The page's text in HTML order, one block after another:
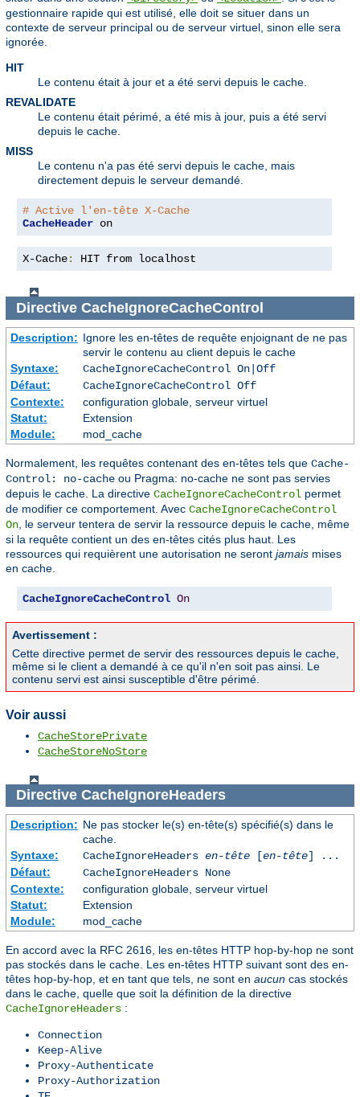
gestionnaire rapide qui est utilisé, elle doit se situer dans un
contexte de serveur principal ou de serveur virtuel, sinon elle sera
ignorée.
HIT
Le contenu était à jour et a été servi depuis le cache.
REVALIDATE
Le contenu était périmé, a été mis à jour, puis a été servi
depuis le cache.
MISS
Le contenu n'a pas été servi depuis le cache, mais
directement depuis le serveur demandé.
# Active l'en-tête X-Cache
CacheHeader on
X-Cache: HIT from localhost
Directive CacheIgnoreCacheControl
Description: Ignore les en-têtes de requête enjoignant de ne pas
servir le contenu au client depuis le cache
Syntaxe:
CacheIgnoreCacheControl On|Off
Défaut:
CacheIgnoreCacheControl Off
Contexte:
configuration globale, serveur virtuel
Statut:
Extension
Module:
mod_cache
Normalement, les requêtes contenant des en-têtes tels que Cache-
Control: no-cache ou Pragma: no-cache ne sont pas servies
depuis le cache. La directive CacheIgnoreCacheControl permet
de modifier ce comportement. Avec CacheIgnoreCacheControl
On , le serveur tentera de servir la ressource depuis le cache, même
si la requête contient un des en-têtes cités plus haut. Les
ressources qui requièrent une autorisation ne seront jamais mises
en cache.
CacheIgnoreCacheControl On
Avertissement :
Cette directive permet de servir des ressources depuis le cache,
même si le client a demandé à ce qu'il n'en soit pas ainsi. Le
contenu servi est ainsi susceptible d'être périmé.
Voir aussi
CacheStorePrivate
CacheStoreNoStore
Directive CacheIgnoreHeaders
Description: Ne pas stocker le(s) en-tête(s) spécifié(s) dans le
cache.
Syntaxe:
CacheIgnoreHeaders en-tête[en-tête] ...
Défaut:
CacheIgnoreHeaders None
Contexte:
configuration globale, serveur virtuel
Statut:
Extension
Module:
mod_cache
En accord avec la RFC 2616, les en-têtes HTTP hop-by-hop ne sont
pas stockés dans le cache. Les en-têtes HTTP suivant sont des en-
têtes hop-by-hop, et en tant que tels, ne sont en aucun cas stockés
dans le cache, quelle que soit la définition de la directive
CacheIgnoreHeaders :
Connection
Keep-Alive
Proxy-Authenticate
Proxy-Authorization